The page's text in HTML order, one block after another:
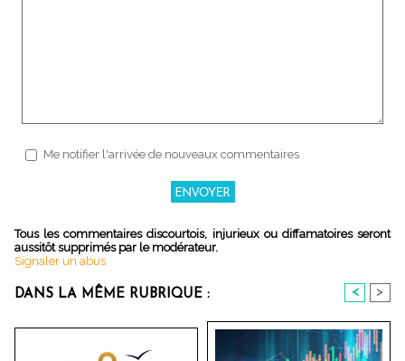
Me notifier l'arrivée de nouveaux commentaires
Tous les commentaires discourtois, injurieux ou diffamatoires seront
aussitôt supprimés par le modérateur.
Signaler un abus
DANS LA MÊME RUBRIQUE : < >